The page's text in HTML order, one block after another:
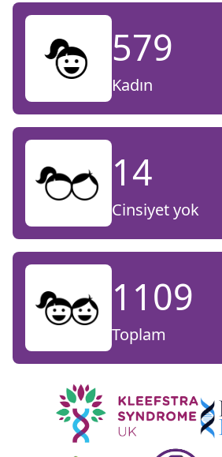
579
Kadın
14
Cinsiyet yok
1109
Toplam